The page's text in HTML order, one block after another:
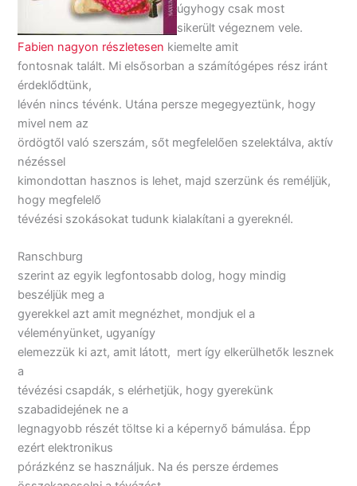
úgyhogy csak most
sikerült végeznem vele.
Fabien nagyon részletesen kiemelte amit
fontosnak talált. Mi elsősorban a számítógépes rész iránt
érdeklődtünk,
lévén nincs tévénk. Utána persze megegyeztünk, hogy
mivel nem az
ördögtől való szerszám, sőt megfelelően szelektálva, aktív
nézéssel
kimondottan hasznos is lehet, majd szerzünk és reméljük,
hogy megfelelő
tévézési szokásokat tudunk kialakítani a gyereknél.
Ranschburg
szerint az egyik legfontosabb dolog, hogy mindig
beszéljük meg a
gyerekkel azt amit megnézhet, mondjuk el a
véleményünket, ugyanígy
elemezzük ki azt, amit látott, mert így elkerülhetők lesznek
a
tévézési csapdák, s elérhetjük, hogy gyerekünk
szabadidejének ne a
legnagyobb részét töltse ki a képernyő bámulása. Épp
ezért elektronikus
pórázkénz se használjuk. Na és persze érdemes